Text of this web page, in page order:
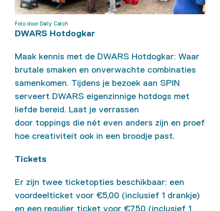
Foto door Daily Catch
DWARS Hotdogkar
Maak kennis met de DWARS Hotdogkar: Waar
brutale smaken en onverwachte combinaties
samenkomen. Tijdens je bezoek aan SPIN
serveert DWARS eigenzinnige hotdogs met
liefde bereid. Laat je verrassen
door toppings die nét even anders zijn en proef
hoe creativiteit ook in een broodje past.
Tickets
Er zijn twee ticketopties beschikbaar: een
voordeelticket voor €5,00 (inclusief 1 drankje)
en een regulier ticket voor €7,50 (inclusief 1